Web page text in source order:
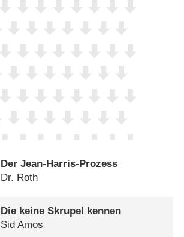
Der Jean-Harris-Prozess
Dr. Roth
Die keine Skrupel kennen
Sid Amos